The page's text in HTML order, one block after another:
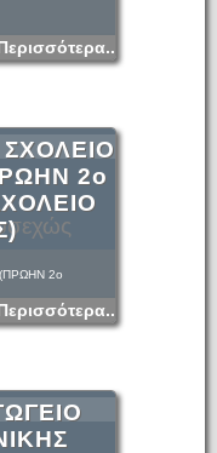
2ο
2ο
Δες στον